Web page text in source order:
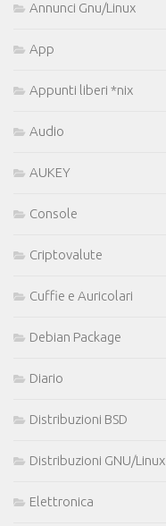
Annunci Gnu/Linux
App
Appunti liberi *nix
Audio
AUKEY
Console
Criptovalute
Cuffie e Auricolari
Debian Package
Diario
Distribuzioni BSD
Distribuzioni GNU/Linux
Elettronica